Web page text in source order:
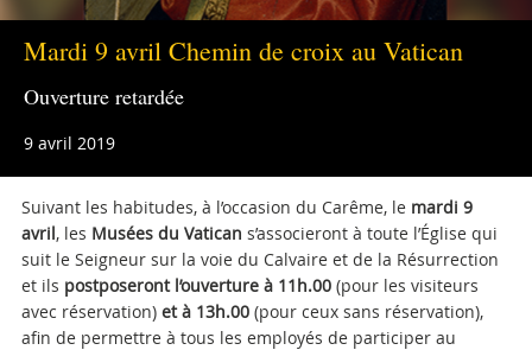
+39 06 69883332
musei@scv.va
Mardi 9 avril Chemin de croix au Vatican
Ouverture retardée
9 avril 2019
Suivant les habitudes, à l’occasion du Carême, le mardi 9
avril, les Musées du Vatican s’associeront à toute l’Église qui
suit le Seigneur sur la voie du Calvaire et de la Résurrection
et ils postposeront l’ouverture à 11h.00(pour les visiteurs
avec réservation) et à 13h.00(pour ceux sans réservation),
afin de permettre à tous les employés de participer au